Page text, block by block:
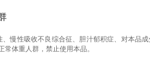
、慢性吸收不良综合征、胆汁郁积症、对本品
常体重人群，禁止使用本品。